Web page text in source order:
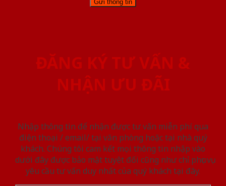
ĐĂNG KÝ TƯ VẤN &
NHẬN ƯU ĐÃI
Nhập thông tin để nhận được tư vấn miễn phí qua
điện thoại / email/ tại văn phòng hoặc tại nhà quý
khách. Chúng tôi cam kết mọi thông tin nhập vào
dưới đây được bảo mật tuyệt đối cũng như chỉ phục vụ
yêu cầu tư vấn duy nhất của quý khách tại đây.